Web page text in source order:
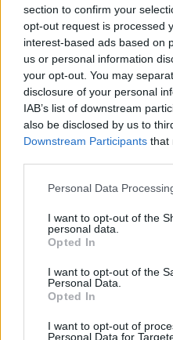
section to confirm your
opt-out request is processed
interest-based ads based on
us or personal information
your opt-out. You may
disclosure of your personal
IAB’s list of downstream
also be disclosed by us to
Downstream Participants that
Please note that this
not limited to your visit or
grant or deny consent to
use your data for below
consent section.
Personal Data
I want to opt-out of the
personal data.
Opted In
I want to opt-out of the
Personal Data.
Opted In
I want to opt-out of
Personal Data for
δεν
04/
Ο Ουίλ Κλάμπερν μίλησε
με την Έφες, ενώ
20/
Η σεζόν πλησιάζει και το